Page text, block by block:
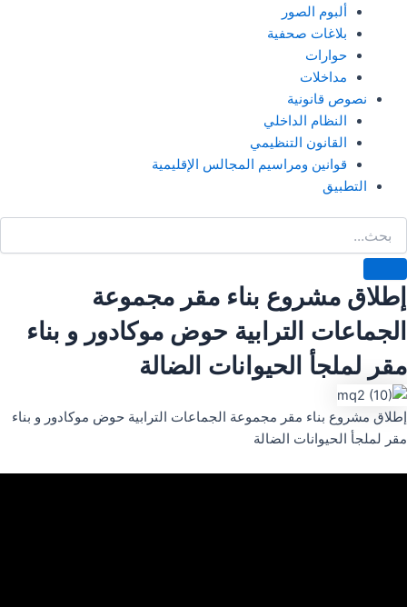
ألبوم الصور
بلاغات صحفية
حوارات
مداخلات
نصوص قانونية
النظام الداخلي
القانون التنظيمي
قوانين ومراسيم المجالس الإقليمية
التطبيق
إطلاق مشروع بناء مقر مجموعة
الجماعات الترابية حوض موكادور و بناء
مقر لملجأ الحيوانات الضالة
إطلاق مشروع بناء مقر مجموعة الجماعات الترابية حوض موكادور و بناء
مقر لملجأ الحيوانات الضالة